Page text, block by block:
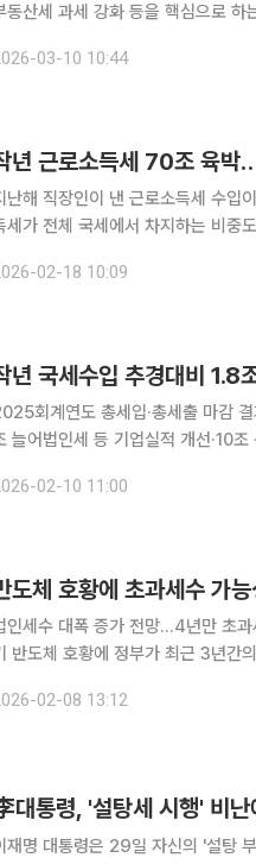
동산세 과세 강화 등을 핵심으로 하는
화하고 경제력 집중을 완화하는 방
03-10 10:44
년 근로소득세 70조 육박
난해 직장인이 낸 근로소득세 수입
가 전체 국세에서 차지하는 비중도 18%대까지 확대됐
난 규모다. 근로소득세 수입은
02-18 10:09
회계연도 총세입·총세출 마감
늘어법인세 등 기업실적 개선·10
원 가까이 늘어난 것으로 집계됐
02-10 11:00
도체 호황에 초과세수 가
인세수 대폭 증가 전망…4년만 초
기부양을 위
이고 있지만 4년만의 초과세수 전
02-08 13:12
대통령, '설탕세 시행' 비
재명 대통령은 29일 자신의 '설탕